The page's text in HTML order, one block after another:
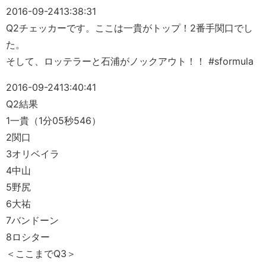
2016-09-2413:38:31
Q2チェッカーです。ここは一貴がトップ！2番手関口でし
た。
そして、ロッテラーと石浦がノックアウト！！ #sformula
2016-09-2413:40:41
Q2結果
1一貴（1分05秒546）
2関口
3オリベイラ
4中山
5野尻
6大祐
7バンドーン
8ロシター
＜ここまでQ3＞